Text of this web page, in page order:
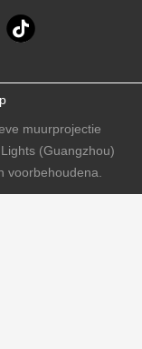
muurprojectie
(Guangzhou)
voorbehoudena.